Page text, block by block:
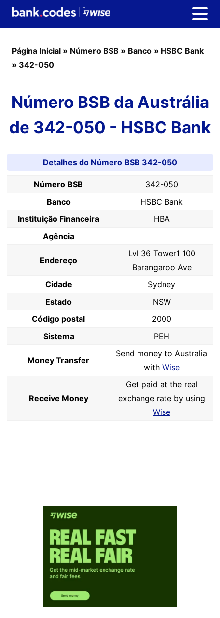
Página Inicial » Número BSB » Banco » HSBC Bank
» 342-050
Número BSB da Austrália
de 342-050 - HSBC Bank
Detalhes do Número BSB 342-050
Número BSB
342-050
Banco
HSBC Bank
Instituição Financeira
HBA
Agência
Endereço
Lvl 36 Tower1 100
Barangaroo Ave
Cidade
Sydney
Estado
NSW
Código postal
2000
Sistema
PEH
Money Transfer
Send money to Australia
with Wise
Receive Money
Get paid at the real
exchange rate by using
Wise